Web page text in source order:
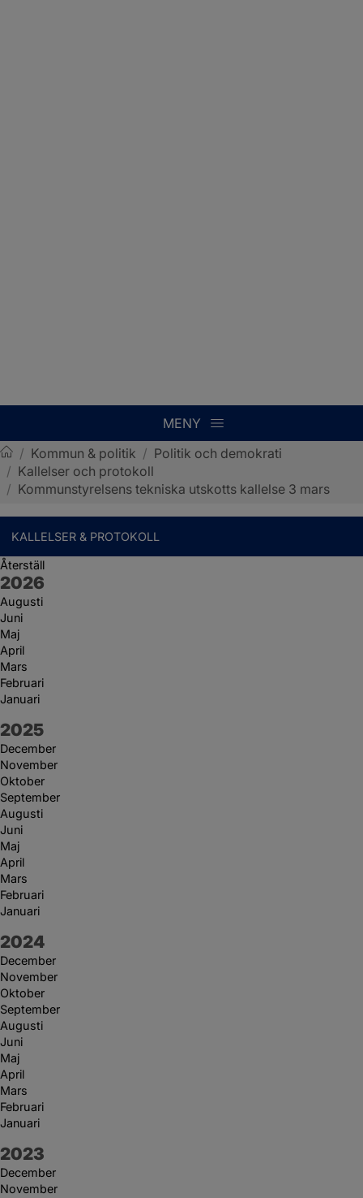
MENY
Sotenäs kommun
/ Kommun & politik / Politik och demokrati
/ Kallelser och protokoll
/ Kommunstyrelsens tekniska utskotts kallelse 3 mars
KALLELSER & PROTOKOLL
Återställ
År:
2026
Augusti
Juni
Maj
April
Mars
Februari
Januari
År:
2025
December
November
Oktober
September
Augusti
Juni
Maj
April
Mars
Februari
Januari
År:
2024
December
November
Oktober
September
Augusti
Juni
Maj
April
Mars
Februari
Januari
År:
2023
December
November